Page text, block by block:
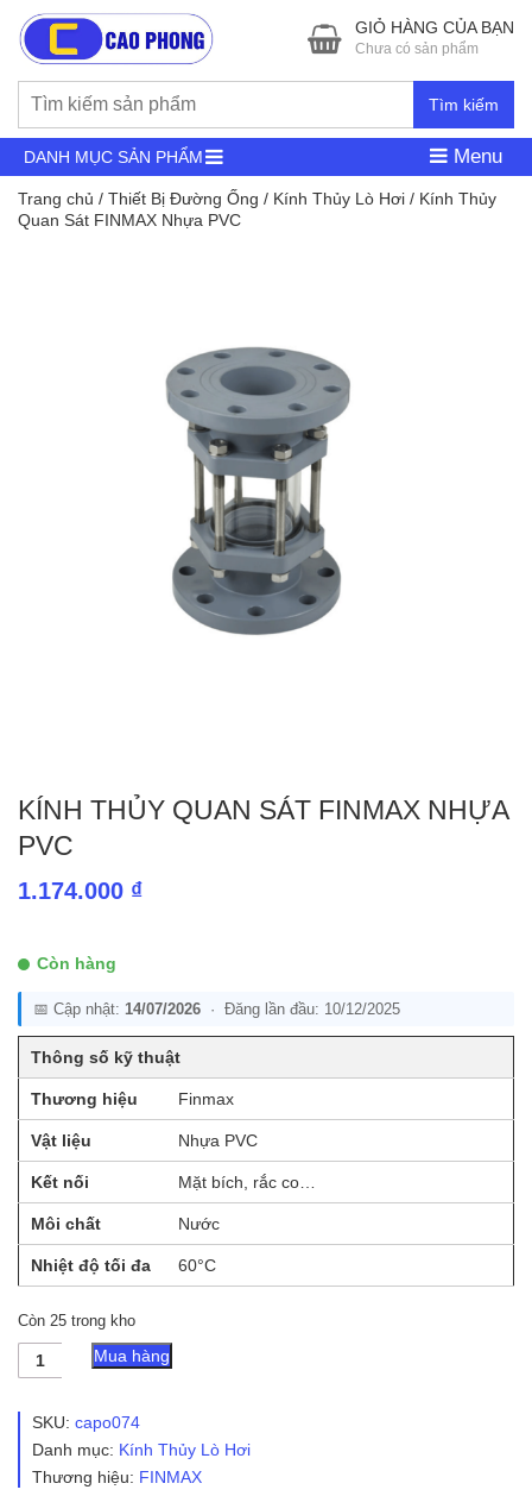
Tìm kiếm
GIỎ HÀNG CỦA BẠN
Chưa có sản phẩm
DANH MỤC SẢN PHẨM Menu
Trang chủ / Thiết Bị Đường Ống / Kính Thủy Lò Hơi / Kính Thủy
Quan Sát FINMAX Nhựa PVC
KÍNH THỦY QUAN SÁT FINMAX NHỰA
PVC
1.174.000 ₫
Còn hàng
📅 Cập nhật: 14/07/2026 · Đăng lần đầu: 10/12/2025
Thông số kỹ thuật
Thương hiệu Finmax
Vật liệu Nhựa PVC
Kết nối Mặt bích, rắc co…
Môi chất Nước
Nhiệt độ tối đa 60°C
Còn 25 trong kho
Kính
Thủy
Sát
Nhựa
PVC
Mua hàng
SKU: capo074
Danh mục: Kính Thủy Lò Hơi
Thương hiệu: FINMAX